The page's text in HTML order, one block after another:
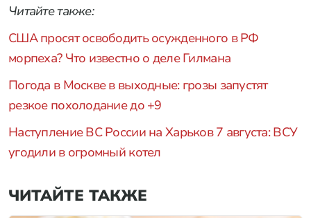
Читайте также:
США просят освободить осужденного в РФ
морпеха? Что известно о деле Гилмана
Погода в Москве в выходные: грозы запустят
резкое похолодание до +9
Наступление ВС России на Харьков 7 августа: ВСУ
угодили в огромный котел
ЧИТАЙТЕ ТАКЖЕ